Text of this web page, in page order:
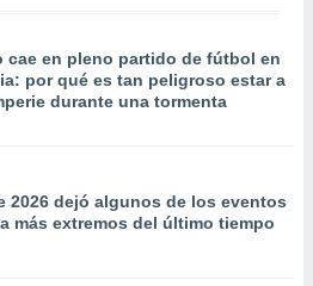
cae en pleno partido de fútbol en
por qué es tan peligroso estar a
durante una tormenta
2026 dejó algunos de los eventos
más extremos del último tiempo